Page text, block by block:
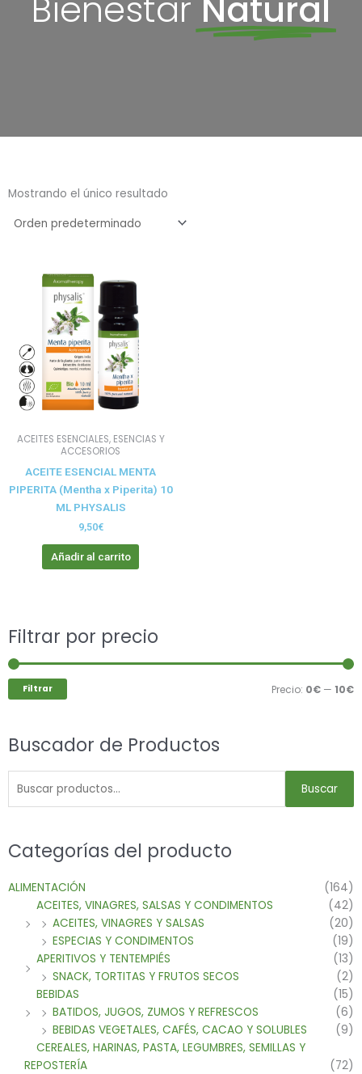
Bienestar Natural
Mostrando el único resultado
ACEITES ESENCIALES, ESENCIAS Y
ACCESORIOS
ACEITE ESENCIAL MENTA
PIPERITA (Mentha x Piperita) 10
ML PHYSALIS
9,50€
Añadir al carrito
Filtrar por precio
Filtrar Precio: 0€ — 10€
Buscador de Productos
Buscar
Buscar
Categorías del producto
ALIMENTACIÓN
(164)
ACEITES, VINAGRES, SALSAS Y CONDIMENTOS
(42)
ACEITES, VINAGRES Y SALSAS
(20)
ESPECIAS Y CONDIMENTOS
(19)
APERITIVOS Y TENTEMPIÉS
(13)
SNACK, TORTITAS Y FRUTOS SECOS
(2)
BEBIDAS
(15)
BATIDOS, JUGOS, ZUMOS Y REFRESCOS
(6)
BEBIDAS VEGETALES, CAFÉS, CACAO Y SOLUBLES
(9)
CEREALES, HARINAS, PASTA, LEGUMBRES, SEMILLAS Y
REPOSTERÍA
(72)